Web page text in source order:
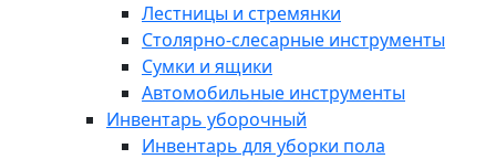
Лестницы и стремянки
Столярно-слесарные инструменты
Сумки и ящики
Автомобильные инструменты
Инвентарь уборочный
Инвентарь для уборки пола